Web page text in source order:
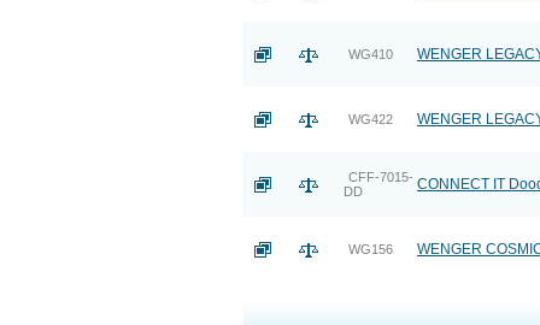
WG410 WENGER
WG422 WENGER
CFF-7015-
DD
CONNECT IT
WG156 WENGER